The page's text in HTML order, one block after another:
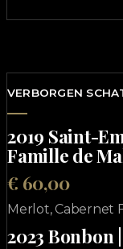
VERBORGEN
2019 Saint-
Famille de
€ 60,00
Merlot, Cabernet
2023 Bonbon